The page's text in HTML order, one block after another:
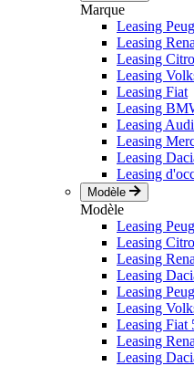
Marque
Leasing
Leasing
Leasing
Leasing
Leasing Fiat
Leasing
Leasing Audi
Leasing
Leasing
Leasing
Modèle
Modèle
Leasing
Leasing
Leasing
Leasing
Leasing
Leasing
Leasing Fiat
Leasing
Leasing